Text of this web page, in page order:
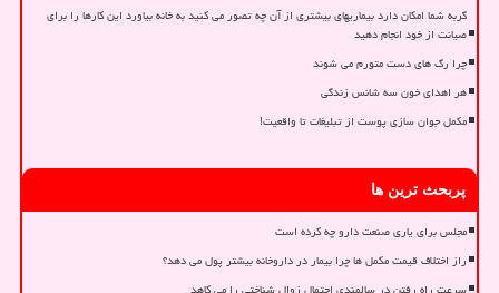
گربه شما امکان دارد بیماریهای بیشتری از آن چه تصور می کنید به خانه بیاورد این کارها را برای
صیانت از خود انجام دهید
چرا رگ های دست متورم می شوند
هر اهدای خون سه شانس زندگی
مکمل جوان سازی پوست از تبلیغات تا واقعیت!
پربحث ترین ها
مجلس برای یاری صنعت دارو چه کرده است
راز اختلاف قیمت مکمل ها چرا بیمار در داروخانه بیشتر پول می دهد؟